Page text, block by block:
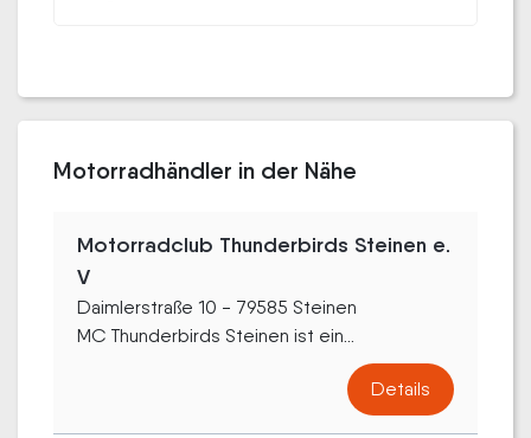
Motorradhändler in der Nähe
Motorradclub Thunderbirds Steinen e.
V
Daimlerstraße 10 - 79585 Steinen
MC Thunderbirds Steinen ist ein...
Details